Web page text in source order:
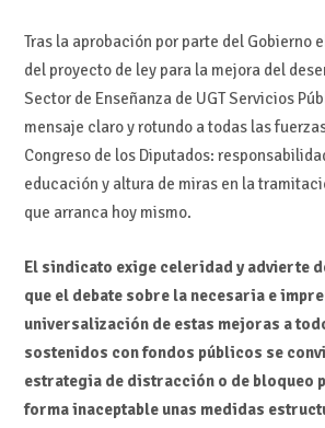
Tras la aprobación por parte del Gobierno
del proyecto de ley para la mejora del
Sector de Enseñanza de UGT Servicios
mensaje claro y rotundo a todas las
Congreso de los Diputados:
educación y altura de miras en la
que arranca hoy mismo.
El sindicato exige celeridad y advierte
que el debate sobre la necesaria e
universalización de estas mejoras a
sostenidos con fondos públicos se
estrategia de distracción o de bloqueo
forma inaceptable unas medidas